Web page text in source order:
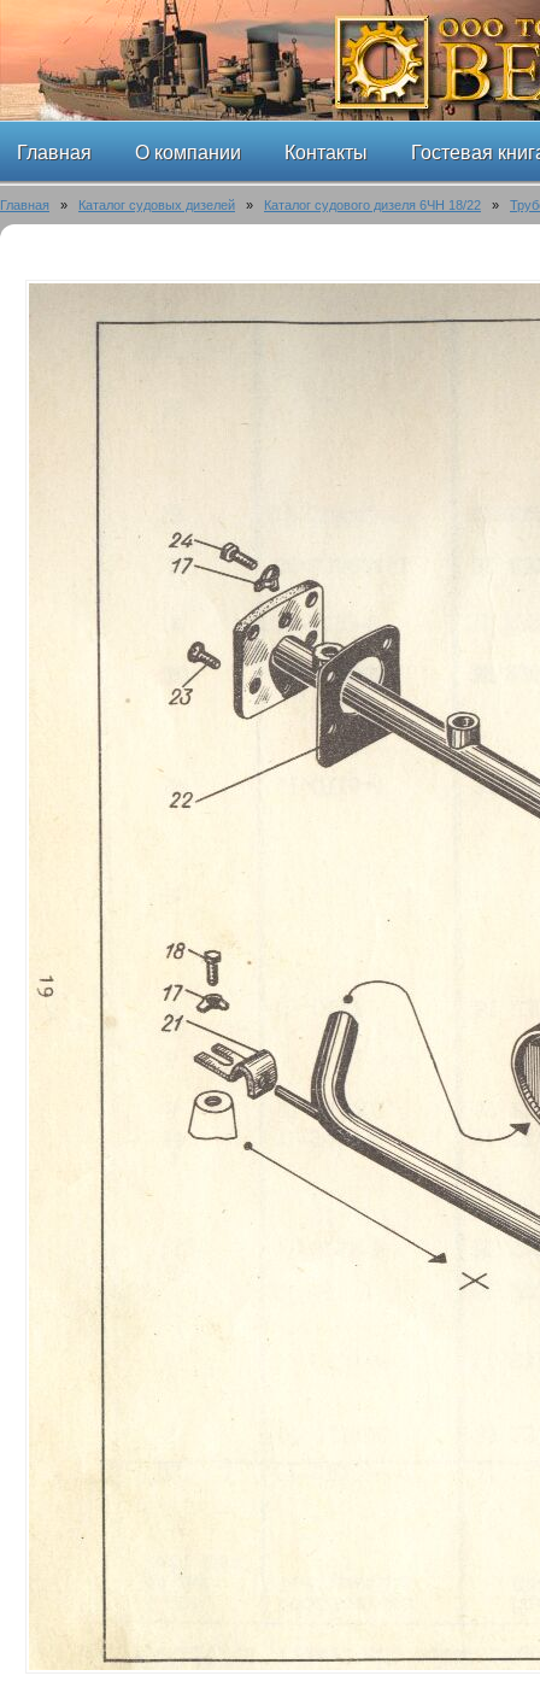
Главная О компании Контакты Гостевая
Главная » Каталог судовых дизелей » Каталог судового дизеля 6ЧН 18/22 »